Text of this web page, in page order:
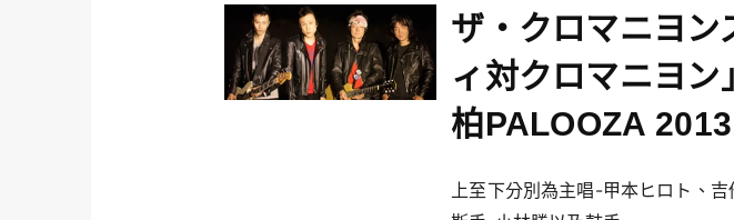
ザ・クロマニヨン
ィ対クロマニヨン
柏PALOOZA
上至下分別為主唱-甲本ヒロト、